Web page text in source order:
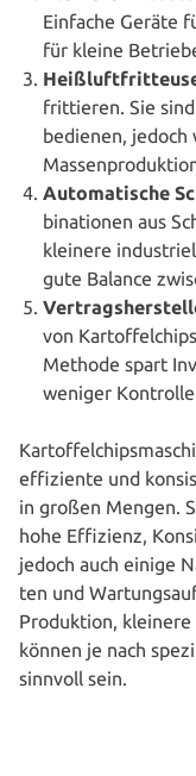
Einfache Geräte
für kleine
frit­tie­ren. Sie
bedienen,
Auto­ma­ti­sche
bi­na­tio­nen aus
kleinere
gute Balance
von
Methode spart
weniger
effi­zi­en­te und
in großen Mengen.
hohe Effizienz,
jedoch auch einige
ten und
Pro­duk­ti­on,
können je nach
sinnvoll sein.